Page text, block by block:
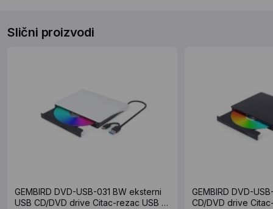
Slični proizvodi
GEMBIRD DVD-USB-031 BW eksterni
USB CD/DVD drive Citac-rezac USB +
GEMBIRD DVD-
CD/DVD drive